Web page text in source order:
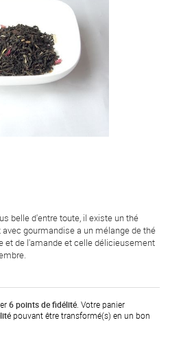
belle d'entre toute, il existe un thé
gourmandise a un mélange de thé
et de l'amande et celle délicieusement
6 points de fidélité. Votre panier
pouvant être transformé(s) en un bon